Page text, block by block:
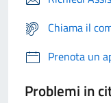
Chiama il
Prenota un
Problemi in